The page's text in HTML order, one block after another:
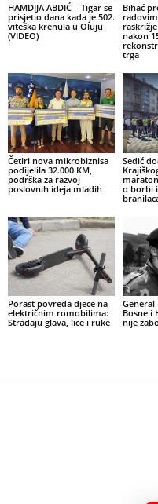
HAMDIJA ABDIĆ – Tigar se
prisjetio dana kada je 502.
viteška krenula u Oluju
(VIDEO)
Bihać
nakon
trga
Četiri nova mikrobiznisa
podijelila 32.000 KM,
podrška za razvoj
poslovnih ideja mladih
Sedić
o borbi
Porast povreda djece na
električnim romobilima:
Stradaju glava, lice i ruke
General
Bosne i
nije